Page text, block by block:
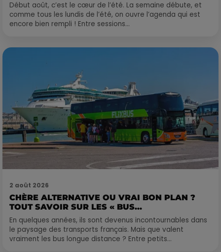
Début août, c’est le cœur de l’été. La semaine débute, et
comme tous les lundis de l’été, on ouvre l’agenda qui est
encore bien rempli ! Entre sessions...
2 août 2026
CHÈRE ALTERNATIVE OU VRAI BON PLAN ?
TOUT SAVOIR SUR LES « BUS...
En quelques années, ils sont devenus incontournables dans
le paysage des transports français. Mais que valent
vraiment les bus longue distance ? Entre petits...